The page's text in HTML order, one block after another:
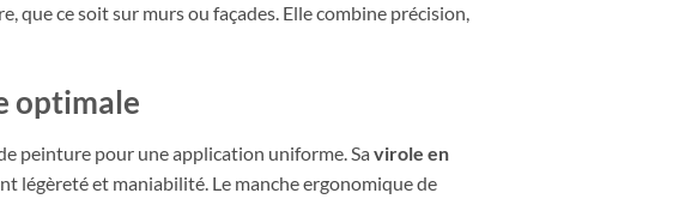
que ce soit sur murs ou façades. Elle combine précision,
optimale
peinture pour une application uniforme. Sa virole en
légèreté et maniabilité. Le manche ergonomique de